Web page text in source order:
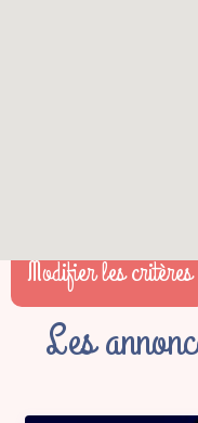
Modifier les critères
Les